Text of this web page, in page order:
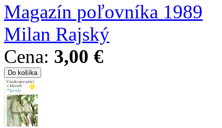
Magazín poľovníka 1989
Milan Rajský
Cena: 3,00 €